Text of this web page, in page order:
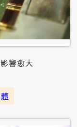
響愈大